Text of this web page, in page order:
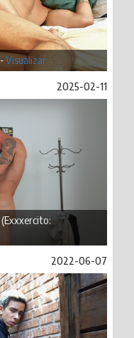
Visualizar
2025-02-11
2022-06-07